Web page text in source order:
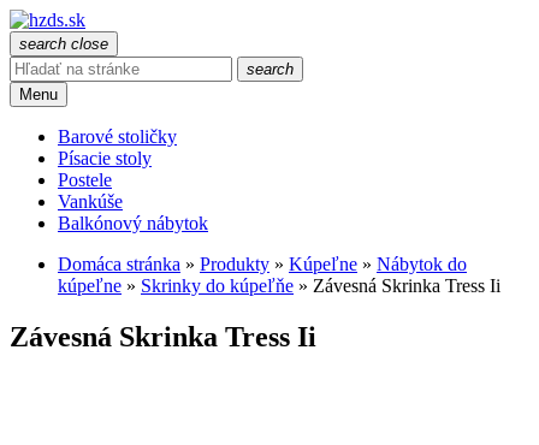
search close
search
Menu
Barové stoličky
Písacie stoly
Postele
Vankúše
Balkónový nábytok
Domáca stránka » Produkty » Kúpeľne » Nábytok do
kúpeľne » Skrinky do kúpeľňe » Závesná Skrinka Tress Ii
Závesná Skrinka Tress Ii